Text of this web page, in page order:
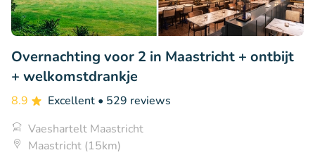
Overnachting voor 2 in Maastricht + ontbijt
+ welkomstdrankje
8.9 Excellent • 529 reviews
Vaeshartelt Maastricht
Maastricht (15km)